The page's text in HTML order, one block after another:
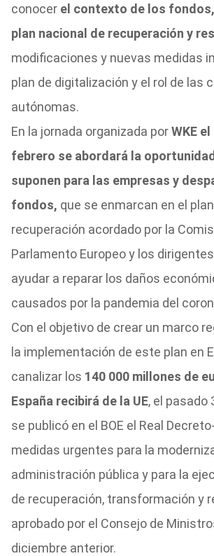
conocer el contexto de los
plan nacional de recuperación y
modificaciones y nuevas medidas
plan de digitalización y el rol de las
autónomas.
En la jornada organizada porWKE
febrero se abordará la
suponen para las empresas y
fondos, que se enmarcan en el
recuperación acordado por la
Parlamento Europeo y los dirigentes
ayudar a reparar los daños
causados por la pandemia del
Con el objetivo de crear un marco
la implementación de este plan en
canalizar los 140 000 millones de
España recibirá de la UE, el pasado
se publicó en el BOE el Real
medidas urgentes para la
administración pública y para la
de recuperación, transformación y
aprobado por el Consejo de
diciembre anterior.